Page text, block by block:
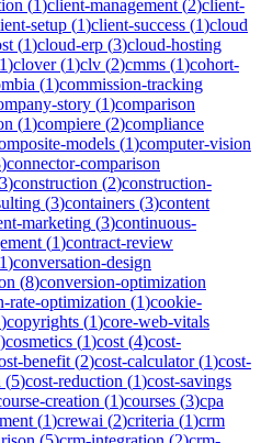
(1)client-management (2)client-
setup (1)client-success (1)cloud
(1)cloud-erp (3)cloud-hosting
1)clover(1)clv (2)cmms (1)cohort-
(1)commission-tracking
story (1)comparison
(1)compiere (2)compliance
models (1)computer-vision
)connector-comparison
3)construction (2)construction-
(3)containers (3)content
marketing (3)continuous-
(1)contract-review
1)conversation-design
(8)conversion-optimization
rate-optimization (1)cookie-
)copyrights (1)core-web-vitals
)cosmetics (1)cost (4)cost-
benefit (2)cost-calculator(1)cost-
(5)cost-reduction (1)cost-savings
creation (1)courses (3)cpa
(1)crewai (2)criteria (1)crm